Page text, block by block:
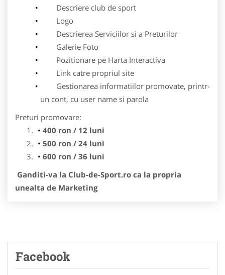
Descriere club de sport
Logo
Descrierea Serviciilor si a Preturilor
Galerie Foto
Pozitionare pe Harta Interactiva
Link catre propriul site
Gestionarea informatiilor promovate, printr-
un cont, cu user name si parola
Preturi promovare:
400 ron / 12 luni
500 ron / 24 luni
600 ron / 36 luni
Ganditi-va la Club-de-Sport.ro ca la propria
unealta de Marketing
Facebook